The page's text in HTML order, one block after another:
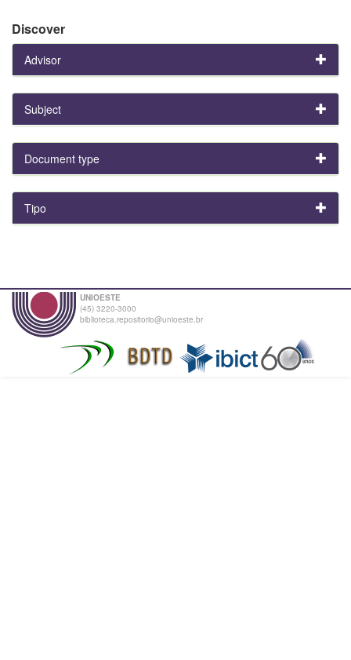
Discover
Advisor
Subject
Document type
Tipo
UNIOESTE
(45) 3220-3000
biblioteca.repositorio@unioeste.br